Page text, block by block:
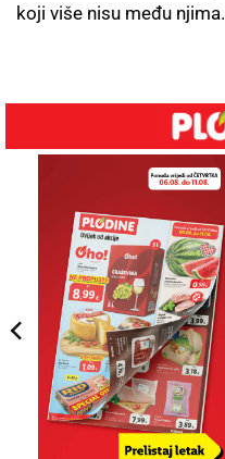
koji više nisu među njima.